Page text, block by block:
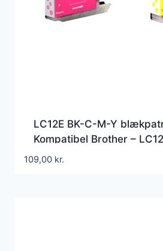
LC12E BK-C-M-Y
Kompatibel Brother –
109,00 kr.